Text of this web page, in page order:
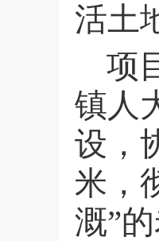
活土
项
镇人
设，
米，
溉”的